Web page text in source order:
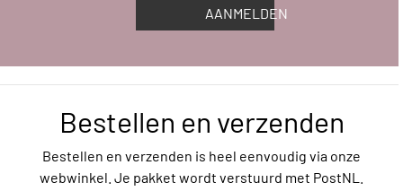
AANMELDEN
Bestellen en verzenden
Bestellen en verzenden is heel eenvoudig via onze
webwinkel. Je pakket wordt verstuurd met PostNL.